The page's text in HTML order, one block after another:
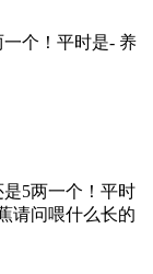
个！平时是- 养
5两一个！平时
请问喂什么长的